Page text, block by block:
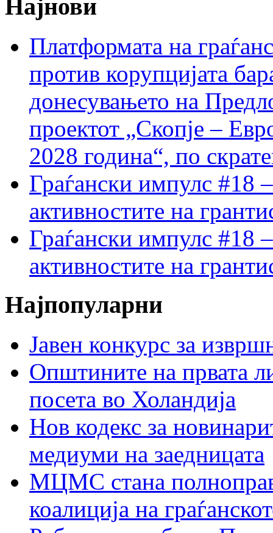
Најнови
Платформата на
против корупцијата
донесувањето на
проектот „Скопје –
2028 година“, по
Граѓански импулс #18
активностите на
Граѓански импулс #18
активностите на
Најпопуларни
Јавен конкурс за
Општините на првата
посета во Холандија
Нов кодекс за
медиуми на заедницата
МЦМС стана
коалиција на